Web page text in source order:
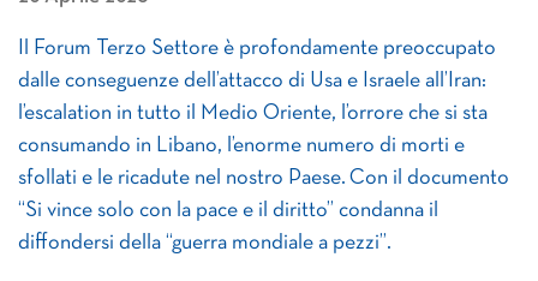
Il Forum Terzo Settore è profondamente preoccupato
dalle conseguenze dell’attacco di Usa e Israele all’Iran:
l’escalation in tutto il Medio Oriente, l’orrore che si sta
consumando in Libano, l’enorme numero di morti e
sfollati e le ricadute nel nostro Paese. Con il documento
“Si vince solo con la pace e il diritto” condanna il
diffondersi della “guerra mondiale a pezzi”.